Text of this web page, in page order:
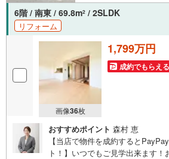
6階 / 南東 / 69.8m2 / 2SLDK
リフォーム
画像36枚
1,799万円
成約でもらえる
おすすめポイント 森村 恵
【当店で物件を成約すると
ト！】いつでもご見学出来ます！